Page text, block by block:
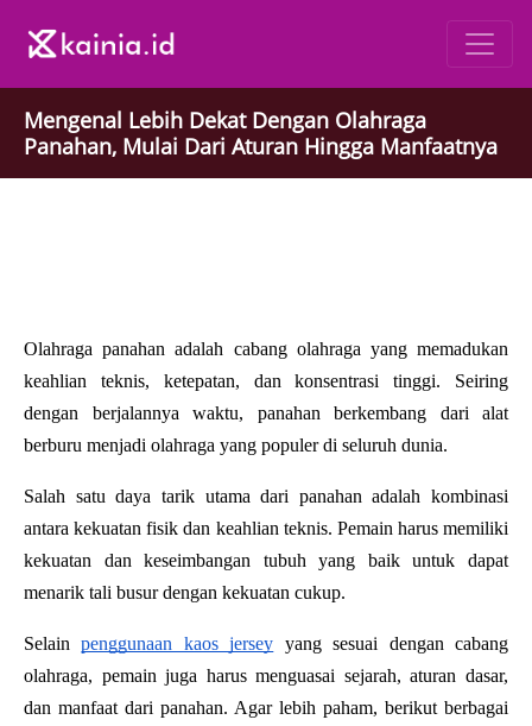
Mengenal Lebih Dekat Dengan Olahraga
Panahan, Mulai Dari Aturan Hingga Manfaatnya
Olahraga panahan adalah cabang olahraga yang memadukan
keahlian teknis, ketepatan, dan konsentrasi tinggi. Seiring
dengan berjalannya waktu, panahan berkembang dari alat
berburu menjadi olahraga yang populer di seluruh dunia.
Salah satu daya tarik utama dari panahan adalah kombinasi
antara kekuatan fisik dan keahlian teknis. Pemain harus memiliki
kekuatan dan keseimbangan tubuh yang baik untuk dapat
menarik tali busur dengan kekuatan cukup.
Selain penggunaan kaos jersey yang sesuai dengan cabang
olahraga, pemain juga harus menguasai sejarah, aturan dasar,
dan manfaat dari panahan. Agar lebih paham, berikut berbagai